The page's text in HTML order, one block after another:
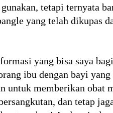
tetapi ternyata
yang telah dikupas
yang bisa saya
ibu dengan bayi
untuk memberikan obat
dan tetap